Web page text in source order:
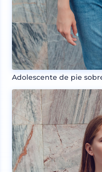
Adolescente de pie